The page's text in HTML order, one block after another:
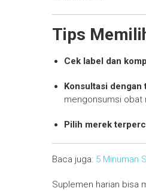
Tips
Cek label dan
Konsultasi dengan
mengonsumsi obat
Pilih merek
Baca juga: 5 Minuman
Suplemen harian bisa